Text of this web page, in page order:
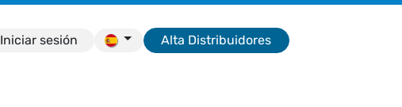
Iniciar sesión Alta Distribuidores